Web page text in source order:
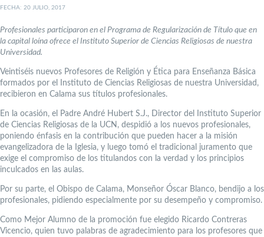
FECHA: 20 JULIO, 2017
Profesionales participaron en el Programa de Regularización de Título que en
la capital loína ofrece el Instituto Superior de Ciencias Religiosas de nuestra
Universidad.
Veintiséis nuevos Profesores de Religión y Ética para Enseñanza Básica
formados por el Instituto de Ciencias Religiosas de nuestra Universidad,
recibieron en Calama sus títulos profesionales.
En la ocasión, el Padre André Hubert S.J., Director del Instituto Superior
de Ciencias Religiosas de la UCN, despidió a los nuevos profesionales,
poniendo énfasis en la contribución que pueden hacer a la misión
evangelizadora de la Iglesia, y luego tomó el tradicional juramento que
exige el compromiso de los titulandos con la verdad y los principios
inculcados en las aulas.
Por su parte, el Obispo de Calama, Monseñor Óscar Blanco, bendijo a los
profesionales, pidiendo especialmente por su desempeño y compromiso.
Como Mejor Alumno de la promoción fue elegido Ricardo Contreras
Vicencio, quien tuvo palabras de agradecimiento para los profesores que